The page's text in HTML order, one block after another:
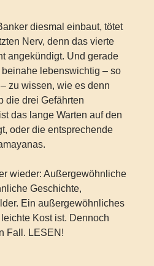
diesmal einbaut, tötet
Nerv, denn das vierte
angekündigt. Und gerade
lebenswichtig – so
zu wissen, wie es denn
die drei Gefährten
das lange Warten auf den
oder die entsprechende
wieder: Außergewöhnliche
Geschichte,
Ein außergewöhnliches
Kost ist. Dennoch
Fall. LESEN!